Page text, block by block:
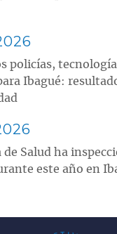
policías,
Ibagué:
de Salud ha
este año en